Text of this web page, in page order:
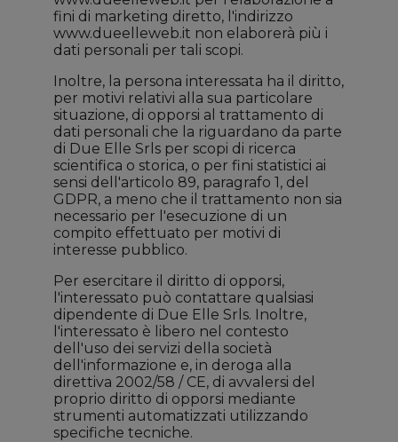
fini di marketing diretto, l'indirizzo
www.dueelleweb.it non elaborerà più i
dati personali per tali scopi.
Inoltre, la persona interessata ha il diritto,
per motivi relativi alla sua particolare
situazione, di opporsi al trattamento di
dati personali che la riguardano da parte
di Due Elle Srls per scopi di ricerca
scientifica o storica, o per fini statistici ai
sensi dell'articolo 89, paragrafo 1, del
GDPR, a meno che il trattamento non sia
necessario per l'esecuzione di un
compito effettuato per motivi di
interesse pubblico.
Per esercitare il diritto di opporsi,
l'interessato può contattare qualsiasi
dipendente di Due Elle Srls. Inoltre,
l'interessato è libero nel contesto
dell'uso dei servizi della società
dell'informazione e, in deroga alla
direttiva 2002/58 / CE, di avvalersi del
proprio diritto di opporsi mediante
strumenti automatizzati utilizzando
specifiche tecniche.